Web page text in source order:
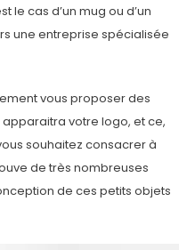
le cas d’un mug ou d’un
une entreprise spécialisée
vous proposer des
votre logo, et ce,
souhaitez consacrer à
de très nombreuses
de ces petits objets